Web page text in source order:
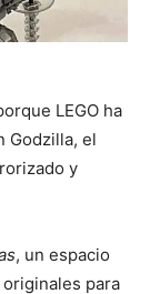
LEGO ha
Godzilla, el
y
, un espacio
para